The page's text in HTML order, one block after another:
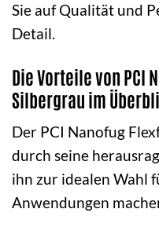
Sie auf Qualität und
Detail.
Die Vorteile von PCI
Silbergrau im
Der PCI Nanofug
durch seine
ihn zur idealen Wahl
Anwendungen